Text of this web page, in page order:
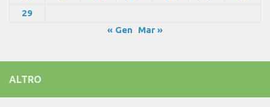
29
« Gen
Mar »
ALTRO